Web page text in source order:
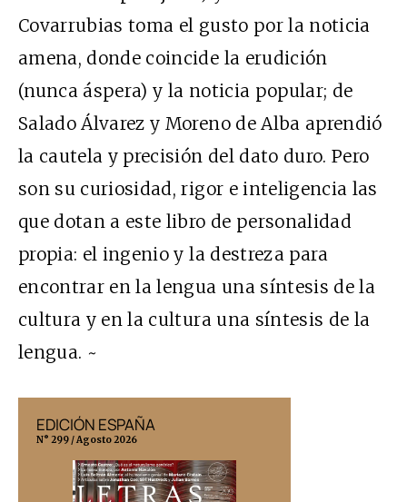
Covarrubias toma el gusto por la noticia
amena, donde coincide la erudición
(nunca áspera) y la noticia popular; de
Salado Álvarez y Moreno de Alba aprendió
la cautela y precisión del dato duro. Pero
son su curiosidad, rigor e inteligencia las
que dotan a este libro de personalidad
propia: el ingenio y la destreza para
encontrar en la lengua una síntesis de la
cultura y en la cultura una síntesis de la
lengua. ~
EDICIÓN ESPAÑA
N° 299 / Agosto 2026